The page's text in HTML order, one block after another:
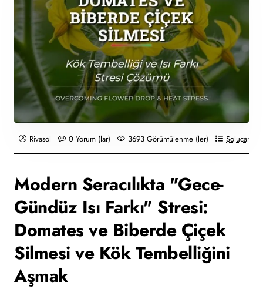
Rivasol 0 Yorum (lar) 3693 Görüntülenme (ler) Solucan
Modern Seracılıkta "Gece-
Gündüz Isı Farkı" Stresi:
Domates ve Biberde Çiçek
Silmesi ve Kök Tembelliğini
Aşmak